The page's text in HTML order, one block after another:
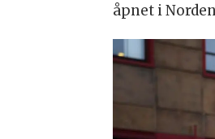
åpnet i